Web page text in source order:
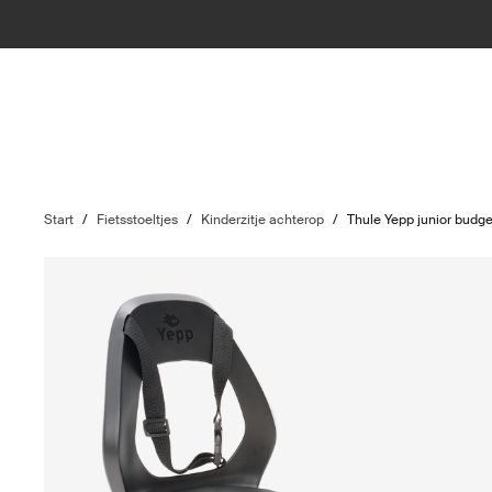
Start / Fietsstoeltjes / Kinderzitje achterop / Thule Yepp junior